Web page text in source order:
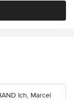
Ich, Marcel